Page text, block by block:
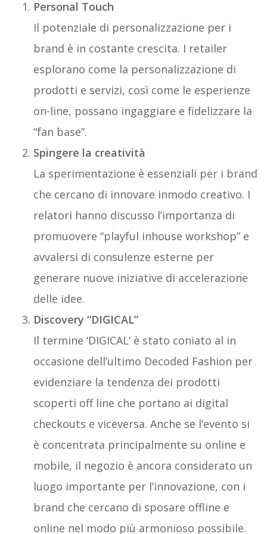
Personal Touch
Il potenziale di personalizzazione per i
brand è in costante crescita. I retailer
esplorano come la personalizzazione di
prodotti e servizi, così come le esperienze
on-line, possano ingaggiare e fidelizzare la
“fan base”.
Spingere la creatività
La sperimentazione è essenziali per i brand
che cercano di innovare inmodo creativo. I
relatori hanno discusso l’importanza di
promuovere “playful inhouse workshop” e
avvalersi di consulenze esterne per
generare nuove iniziative di accelerazione
delle idee.
Discovery “DIGICAL”
Il termine ‘DIGICAL’ è stato coniato al in
occasione dell’ultimo Decoded Fashion per
evidenziare la tendenza dei prodotti
scoperti off line che portano ai digital
checkouts e viceversa. Anche se l’evento si
è concentrata principalmente su online e
mobile, il negozio è ancora considerato un
luogo importante per l’innovazione, con i
brand che cercano di sposare offline e
online nel modo più armonioso possibile.